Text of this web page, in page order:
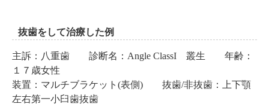
抜歯をして治療した例
主訴：八重歯 診断名：Angle ClassI 叢生 年齢：
１７歳女性
装置：マルチブラケット(表側) 抜歯/非抜歯：上下顎
左右第一小臼歯抜歯